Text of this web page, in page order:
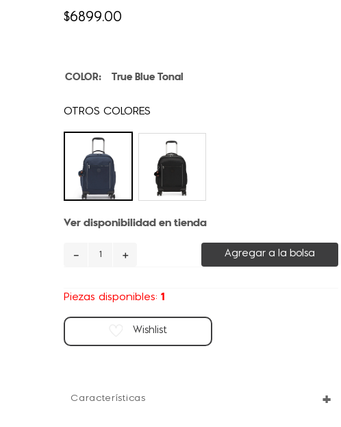
$6899.00
True Blue Tonal
Ver disponibilidad en tienda
＋
－ Agregar a la bolsa
Piezas disponibles: 1
Características +